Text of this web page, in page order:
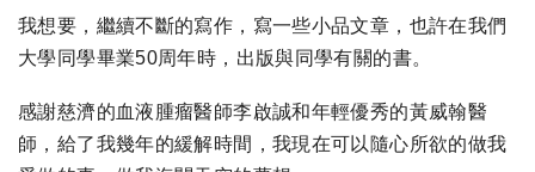
我想要，繼續不斷的寫作，寫一些小品文章，也許在我們
大學同學畢業50周年時，出版與同學有關的書。
感謝慈濟的血液腫瘤醫師李啟誠和年輕優秀的黃威翰醫
師，給了我幾年的緩解時間，我現在可以隨心所欲的做我